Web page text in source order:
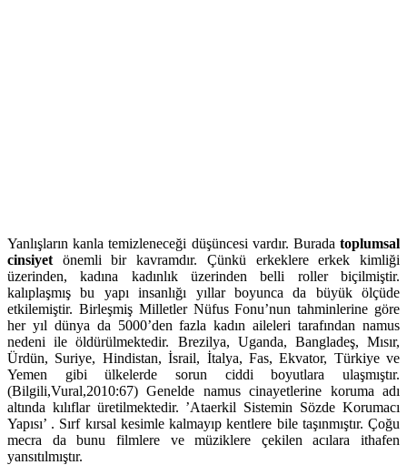
Yanlışların kanla temizleneceği düşüncesi vardır. Burada toplumsal
cinsiyet önemli bir kavramdır. Çünkü erkeklere erkek kimliği
üzerinden, kadına kadınlık üzerinden belli roller biçilmiştir.
kalıplaşmış bu yapı insanlığı yıllar boyunca da büyük ölçüde
etkilemiştir. Birleşmiş Milletler Nüfus Fonu’nun tahminlerine göre
her yıl dünya da 5000’den fazla kadın aileleri tarafından namus
nedeni ile öldürülmektedir. Brezilya, Uganda, Bangladeş, Mısır,
Ürdün, Suriye, Hindistan, İsrail, İtalya, Fas, Ekvator, Türkiye ve
Yemen gibi ülkelerde sorun ciddi boyutlara ulaşmıştır.
(Bilgili,Vural,2010:67) Genelde namus cinayetlerine koruma adı
altında kılıflar üretilmektedir. ’Ataerkil Sistemin Sözde Korumacı
Yapısı’ . Sırf kırsal kesimle kalmayıp kentlere bile taşınmıştır. Çoğu
mecra da bunu filmlere ve müziklere çekilen acılara ithafen
yansıtılmıştır.